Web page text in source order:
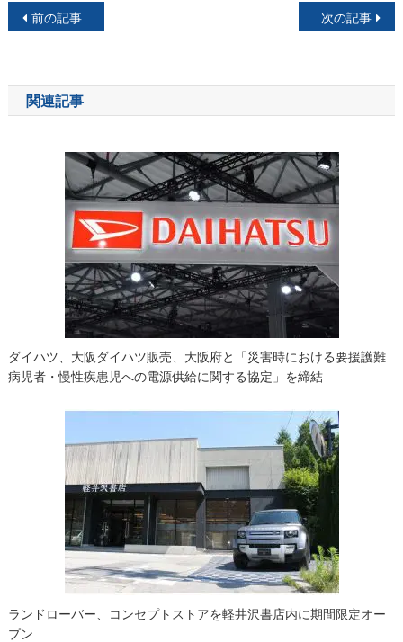
投
ナ
ビ
前の記事 次の記事
関連記事
ダイハツ、大阪ダイハツ販売、大阪府と「災害時における要援護難
病児者・慢性疾患児への電源供給に関する協定」を締結
ランドローバー、コンセプトストアを軽井沢書店内に期間限定オー
プン